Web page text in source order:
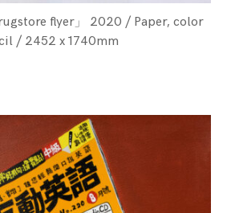
flyer」 2020 / Paper, color
/ 2452 x 1740mm